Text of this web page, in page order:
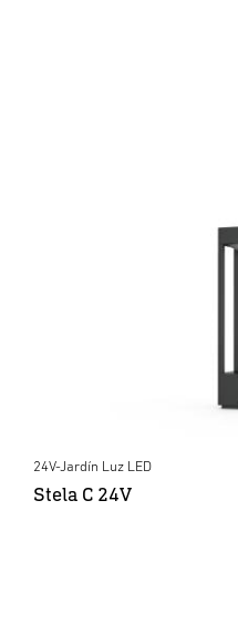
24V-Jardín Luz LED
Stela C 24V